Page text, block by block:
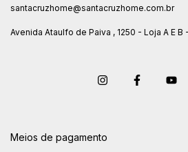
santacruzhome@santacruzhome.com.br
Avenida Ataulfo de Paiva , 1250 - Loja A E B
Meios de pagamento